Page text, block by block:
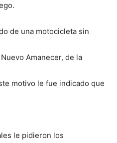
de una motocicleta sin
Amanecer, de la
motivo le fue indicado que
le pidieron los